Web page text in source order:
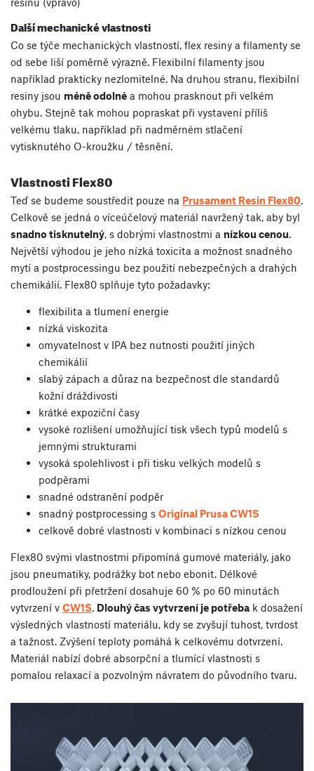
Další mechanické vlastnosti
Co se týče mechanických vlastností, flex resiny a filamenty se
od sebe liší poměrně výrazně. Flexibilní filamenty jsou
například prakticky nezlomitelné. Na druhou stranu, flexibilní
resiny jsou méně odolné a mohou prasknout při velkém
ohybu. Stejně tak mohou popraskat při vystavení příliš
velkému tlaku, například při nadměrném stlačení
vytisknutého O-kroužku / těsnění.
Vlastnosti Flex80
Teď se budeme soustředit pouze na Prusament Resin Flex80.
Celkově se jedná o víceúčelový materiál navržený tak, aby byl
snadno tisknutelný, s dobrými vlastnostmi a nízkou cenou.
Největší výhodou je jeho nízká toxicita a možnost snadného
mytí a postprocessingu bez použití nebezpečných a drahých
chemikálií. Flex80 splňuje tyto požadavky:
flexibilita a tlumení energie
nízká viskozita
omyvatelnost v IPA bez nutnosti použití jiných
chemikálií
slabý zápach a důraz na bezpečnost dle standardů
kožní dráždivosti
krátké expoziční časy
vysoké rozlišení umožňující tisk všech typů modelů s
jemnými strukturami
vysoká spolehlivost i při tisku velkých modelů s
podpěrami
snadné odstranění podpěr
snadný postprocessing s Original Prusa CW1S
celkově dobré vlastnosti v kombinaci s nízkou cenou
Flex80 svými vlastnostmi připomíná gumové materiály, jako
jsou pneumatiky, podrážky bot nebo ebonit. Délkové
prodloužení při přetržení dosahuje 60 % po 60 minutách
vytvrzení v CW1S. Dlouhý čas vytvrzení je potřeba k dosažení
výsledných vlastností materiálu, kdy se zvyšují tuhost, tvrdost
a tažnost. Zvýšení teploty pomáhá k celkovému dotvrzení.
Materiál nabízí dobré absorpční a tlumící vlastnosti s
pomalou relaxací a pozvolným návratem do původního tvaru.